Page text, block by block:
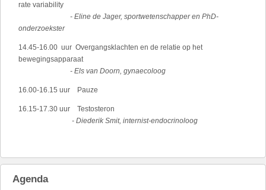
rate variability
- Eline de Jager, sportwetenschapper en PhD-
onderzoekster
14.45-16.00 uur Overgangsklachten en de relatie op het
bewegingsapparaat
- Els van Doorn, gynaecoloog
16.00-16.15 uur Pauze
16.15-17.30 uur Testosteron
- Diederik Smit, internist-endocrinoloog
Agenda